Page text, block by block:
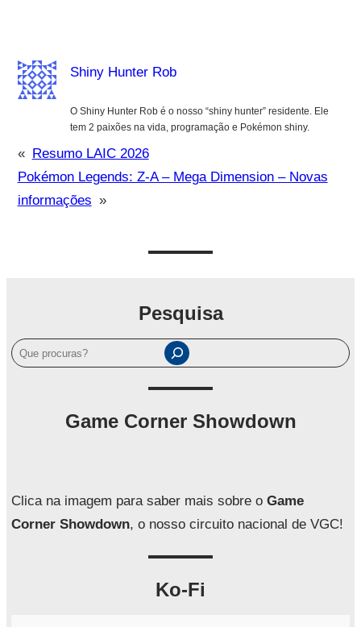
Shiny Hunter Rob
O Shiny Hunter Rob é o nosso “shiny hunter” residente. Ele
tem 2 paixões na vida, programação e Pokémon shiny.
« Resumo LAIC 2026
Pokémon Legends: Z-A – Mega Dimension – Novas
informações »
Pesquisa
P
e
a
Game Corner Showdown
Clica na imagem para saber mais sobre o Game
Corner Showdown, o nosso circuito nacional de VGC!
Ko-Fi